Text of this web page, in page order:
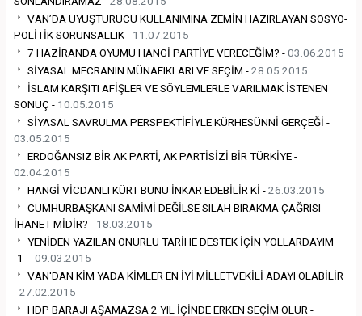
VAN’DA UYUŞTURUCU KULLANIMINA ZEMİN HAZIRLAYAN SOSYO-
POLİTİK SORUNSALLIK - 11.07.2015
7 HAZİRANDA OYUMU HANGİ PARTİYE VERECEĞİM? -03.06.2015
SİYASAL MECRANIN MÜNAFIKLARI VE SEÇİM -28.05.2015
İSLAM KARŞITI AFİŞLER VE SÖYLEMLERLE VARILMAK İSTENEN
SONUÇ - 10.05.2015
SİYASAL SAVRULMA PERSPEKTİFİYLE KÜRHESÜNNİ GERÇEĞİ -
03.05.2015
ERDOĞANSIZ BİR AK PARTİ, AK PARTİSİZİ BİR TÜRKİYE -
02.04.2015
HANGİ VİCDANLI KÜRT BUNU İNKAR EDEBİLİR Kİ -26.03.2015
CUMHURBAŞKANI SAMİMİ DEĞİLSE SILAH BIRAKMA ÇAĞRISI
İHANET MİDİR? - 18.03.2015
YENİDEN YAZILAN ONURLU TARİHE DESTEK İÇİN YOLLARDAYIM
-1- -09.03.2015
VAN'DAN KİM YADA KİMLER EN İYİ MİLLETVEKİLİ ADAYI OLABİLİR
-27.02.2015
HDP BARAJI AŞAMAZSA 2 YIL İÇİNDE ERKEN SEÇİM OLUR -